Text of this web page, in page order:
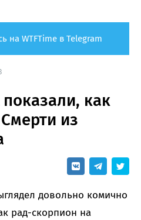
на WTFTime в Telegram
как
из
довольно комично
рад-скорпион на